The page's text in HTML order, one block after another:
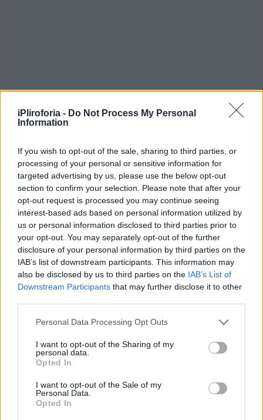
iPliroforia - Do Not Process My Personal
Information
If you wish to opt-out of the sale, sharing to third parties, or
processing of your personal or sensitive information for
targeted advertising by us, please use the below opt-out
section to confirm your selection. Please note that after your
opt-out request is processed you may continue seeing
interest-based ads based on personal information utilized by
us or personal information disclosed to third parties prior to
your opt-out. You may separately opt-out of the further
disclosure of your personal information by third parties on the
IAB’s list of downstream participants. This information may
also be disclosed by us to third parties on the IAB’s List of
Downstream Participants that may further disclose it to other
Personal Data Processing Opt Outs
I want to opt-out of the Sharing of my
personal data.
Opted In
I want to opt-out of the Sale of my
Personal Data.
Opted In
Συμπάσχω απόλυτα γιατί είμαι ακριβώς ίδια
ιστορία. Σε αντιλαμβάνομαι πλήρως. Για αυτό
είπα, αν γίνομαι αδιάκριτος. Συμπάσχω,
ταυτιζόμαστε απόλυτα» είπε οΛεωνίδας
Κουτσόπουλος.
Δείτε το βίντεο με την
εξομολόγηση του Λεωνίδα
Κουτσόπουλου